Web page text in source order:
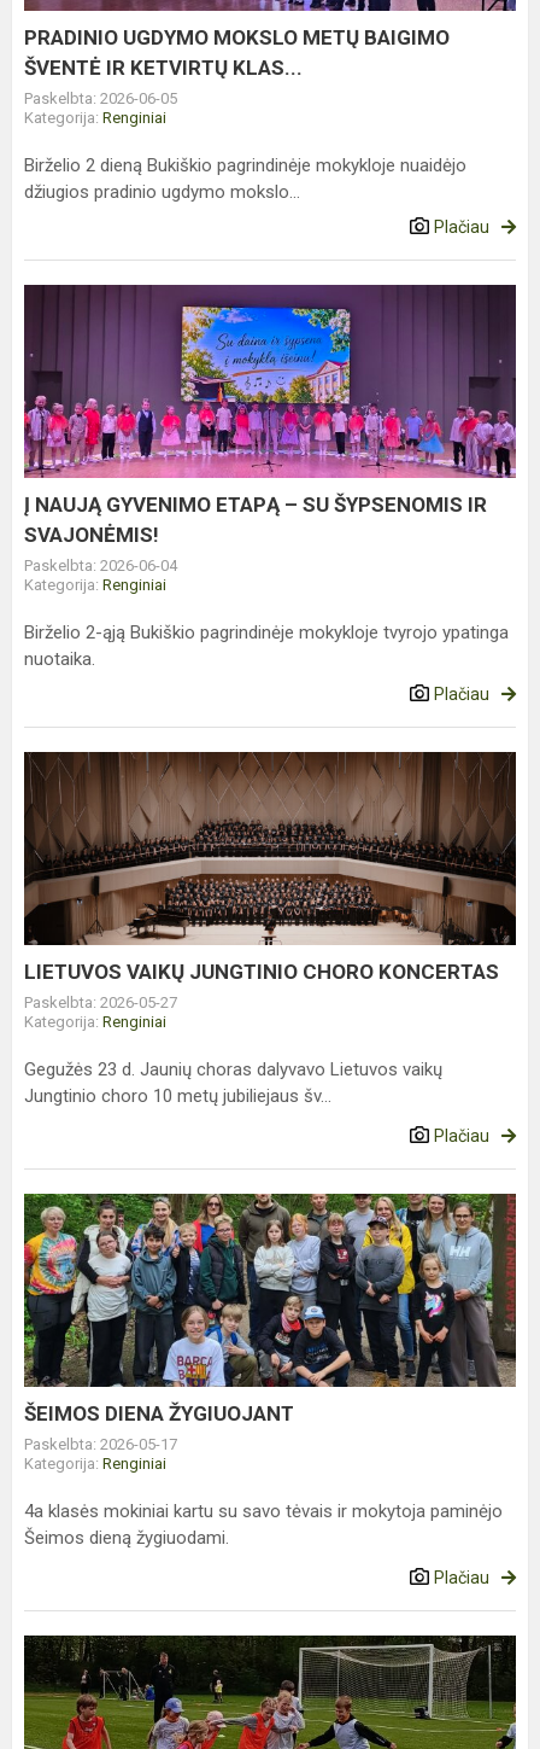
KETVIRTŲ
KLAS...
PRADINIO UGDYMO MOKSLO METŲ BAIGIMO
ŠVENTĖ IR KETVIRTŲ KLAS...
Paskelbta: 2026-06-05
Kategorija: Renginiai
Birželio 2 dieną Bukiškio pagrindinėje mokykloje nuaidėjo
džiugios pradinio ugdymo mokslo...
Plačiau
GYVENIMO
–
SU
ŠYPSENOMIS
IR
SVAJONĖMIS!
Į NAUJĄ GYVENIMO ETAPĄ – SU ŠYPSENOMIS IR
SVAJONĖMIS!
Paskelbta: 2026-06-04
Kategorija: Renginiai
Birželio 2-ąją Bukiškio pagrindinėje mokykloje tvyrojo ypatinga
nuotaika.
Plačiau
LIETUVOS
VAIKŲ
JUNGTINIO
CHORO
KONCERTAS
LIETUVOS VAIKŲ JUNGTINIO CHORO KONCERTAS
Paskelbta: 2026-05-27
Kategorija: Renginiai
Gegužės 23 d. Jaunių choras dalyvavo Lietuvos vaikų
Jungtinio choro 10 metų jubiliejaus šv...
Plačiau
ŠEIMOS
DIENA
ŽYGIUOJANT
ŠEIMOS DIENA ŽYGIUOJANT
Paskelbta: 2026-05-17
Kategorija: Renginiai
4a klasės mokiniai kartu su savo tėvais ir mokytoja paminėjo
Šeimos dieną žygiuodami.
Plačiau
RENGINYS
„FUTBOLIUKAS
RENKA
DRAUGUS